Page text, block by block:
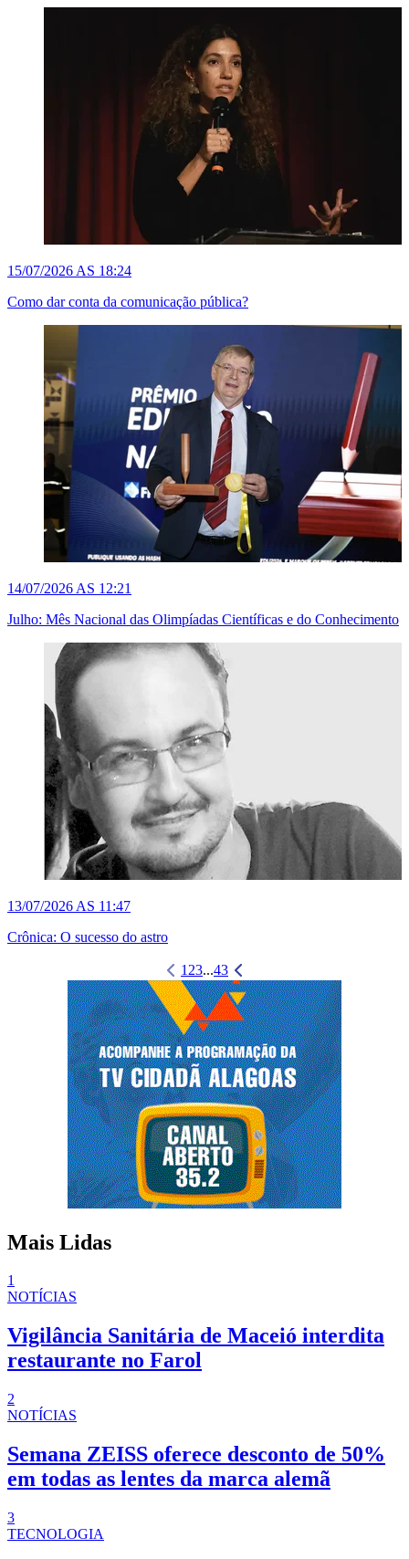
15/07/2026 AS 18:24
Como dar conta da comunicação pública?
14/07/2026 AS 12:21
Julho: Mês Nacional das Olimpíadas Científicas e do Conhecimento
13/07/2026 AS 11:47
Crônica: O sucesso do astro
1 23...43
Mais Lidas
1
NOTÍCIAS
Vigilância Sanitária de Maceió interdita
restaurante no Farol
2
NOTÍCIAS
Semana ZEISS oferece desconto de 50%
em todas as lentes da marca alemã
3
TECNOLOGIA